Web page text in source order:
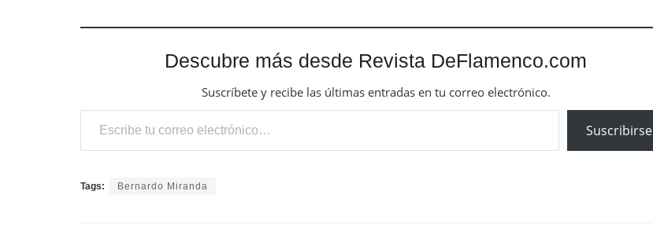
Descubre más desde Revista DeFlamenco.com
Suscríbete y recibe las últimas entradas en tu correo electrónico.
Escribe tu correo electrónico…
Suscribirse
Tags: Bernardo Miranda